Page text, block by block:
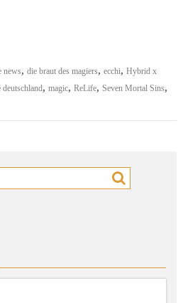
news,die braut des magiers,ecchi,Hybrid x
deutschland,magic,ReLife,Seven Mortal Sins,